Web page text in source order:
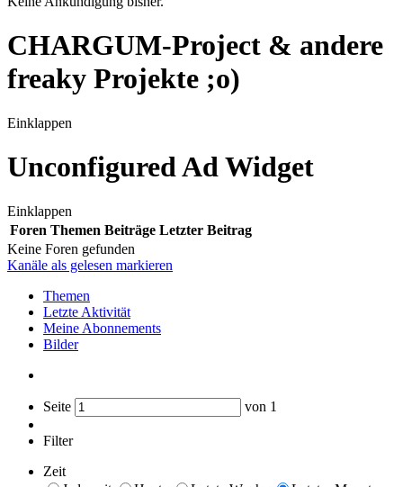
CHARGUM-Project & andere
freaky Projekte ;o)
Einklappen
Unconfigured Ad Widget
Einklappen
Foren Themen Beiträge Letzter Beitrag
Keine Foren gefunden
Kanäle als gelesen markieren
Themen
Letzte Aktivität
Meine Abonnements
Bilder
Seite von 1
Filter
Zeit